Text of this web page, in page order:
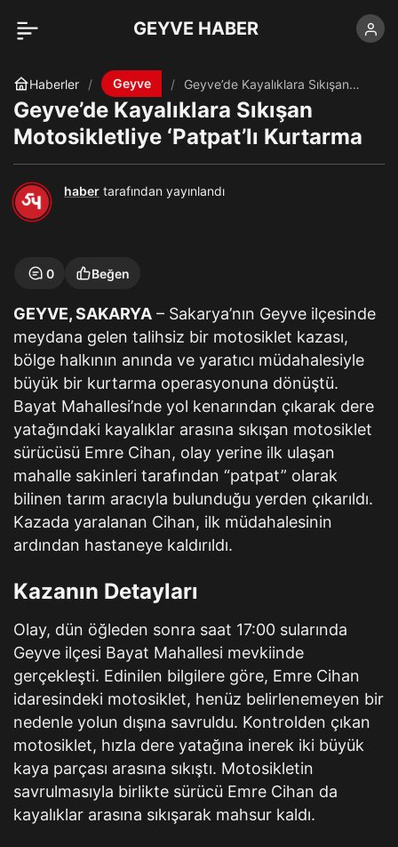
GEYVE HABER
Haberler Geyve
Geyve’de Kayalıklara Sıkışan
Motosikletliye ‘Patpat’lı Kurtarma
Geyve’de Kayalıklara Sıkışan
Motosikletliye ‘Patpat’lı Kurtarma
haber tarafından yayınlandı
0 Beğen
GEYVE, SAKARYA – Sakarya’nın Geyve ilçesinde
meydana gelen talihsiz bir motosiklet kazası,
bölge halkının anında ve yaratıcı müdahalesiyle
büyük bir kurtarma operasyonuna dönüştü.
Bayat Mahallesi’nde yol kenarından çıkarak dere
yatağındaki kayalıklar arasına sıkışan motosiklet
sürücüsü Emre Cihan, olay yerine ilk ulaşan
mahalle sakinleri tarafından “patpat” olarak
bilinen tarım aracıyla bulunduğu yerden çıkarıldı.
Kazada yaralanan Cihan, ilk müdahalesinin
ardından hastaneye kaldırıldı.
Kazanın Detayları
Olay, dün öğleden sonra saat 17:00 sularında
Geyve ilçesi Bayat Mahallesi mevkiinde
gerçekleşti. Edinilen bilgilere göre, Emre Cihan
idaresindeki motosiklet, henüz belirlenemeyen bir
nedenle yolun dışına savruldu. Kontrolden çıkan
motosiklet, hızla dere yatağına inerek iki büyük
kaya parçası arasına sıkıştı. Motosikletin
savrulmasıyla birlikte sürücü Emre Cihan da
kayalıklar arasına sıkışarak mahsur kaldı.